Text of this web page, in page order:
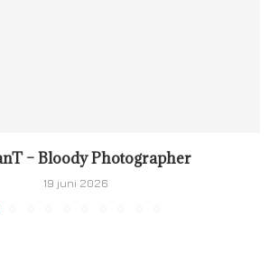
– Bloody Photographer
19 juni 2026